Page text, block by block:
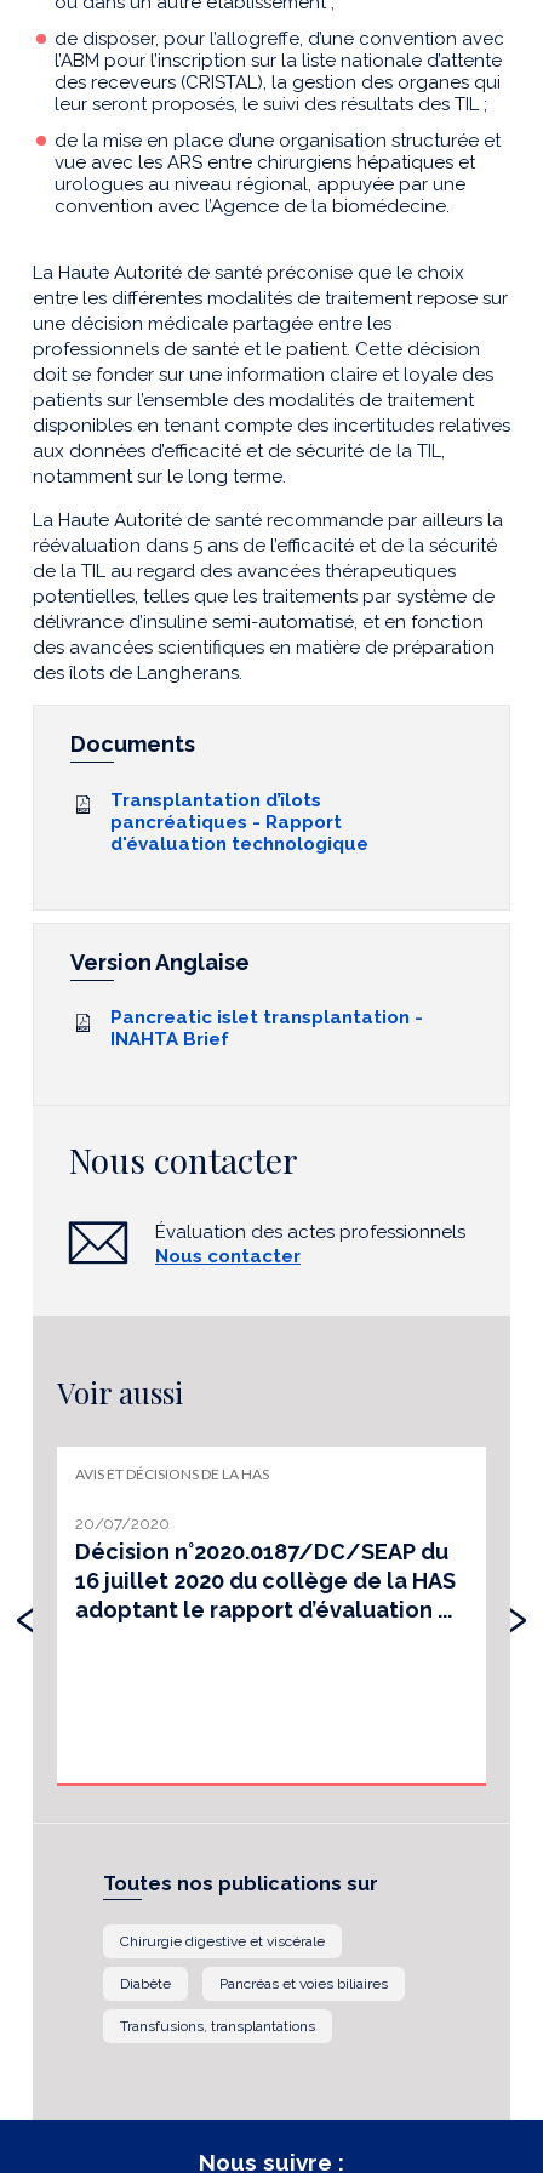
de disposer, pour l’allogreffe, d’une convention avec
l’ABM pour l’inscription sur la liste nationale d’attente
des receveurs (CRISTAL), la gestion des organes qui
leur seront proposés, le suivi des résultats des TIL ;
de la mise en place d’une organisation structurée et
vue avec les ARS entre chirurgiens hépatiques et
urologues au niveau régional, appuyée par une
convention avec l’Agence de la biomédecine.
La Haute Autorité de santé préconise que le choix
entre les différentes modalités de traitement repose sur
une décision médicale partagée entre les
professionnels de santé et le patient. Cette décision
doit se fonder sur une information claire et loyale des
patients sur l’ensemble des modalités de traitement
disponibles en tenant compte des incertitudes relatives
aux données d’efficacité et de sécurité de la TIL,
notamment sur le long terme.
La Haute Autorité de santé recommande par ailleurs la
réévaluation dans 5 ans de l’efficacité et de la sécurité
de la TIL au regard des avancées thérapeutiques
potentielles, telles que les traitements par système de
délivrance d’insuline semi-automatisé, et en fonction
des avancées scientifiques en matière de préparation
des îlots de Langherans.
Documents
Transplantation d’îlots
pancréatiques - Rapport
d'évaluation technologique
Version Anglaise
Pancreatic islet transplantation -
INAHTA Brief
Nous contacter
Évaluation des actes professionnels
Nous contacter
Voir aussi
AVIS ET DÉCISIONS DE LA HAS
20/07/2020
Décision n°2020.0187/DC/SEAP du
16 juillet 2020 du collège de la HAS
adoptant le rapport d’évaluation ...
‹ ›
Toutes nos publications sur
Chirurgie digestive et viscérale
Diabète Pancréas et voies biliaires
Transfusions, transplantations
Nous suivre :